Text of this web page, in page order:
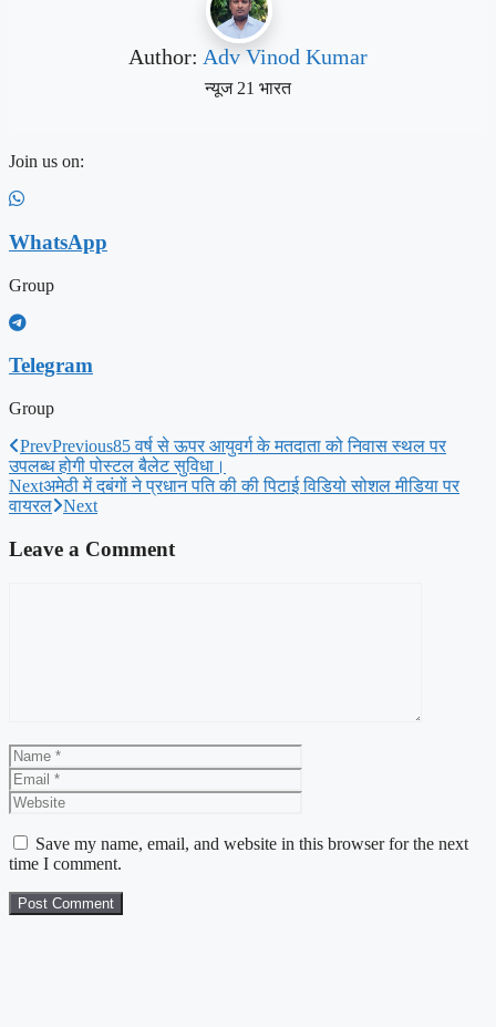
Author: Adv Vinod Kumar
न्यूज 21 भारत
Join us on:
WhatsApp
Group
Telegram
Group
PrevPrevious85 वर्ष से ऊपर आयुवर्ग के मतदाता को निवास स्थल पर
उपलब्ध होगी पोस्टल बैलेट सुविधा।
Nextअमेठी में दबंगों ने प्रधान पति की की पिटाई विडियो सोशल मीडिया पर
वायरल Next
Leave a Comment
Name
Save my name, email, and website in this browser for the next
time I comment.